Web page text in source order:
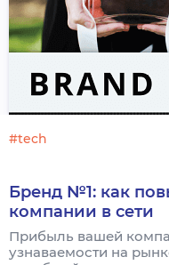
#tech
Бренд №1: как
компании в сети
Прибыль вашей
узнаваемости на